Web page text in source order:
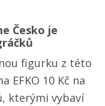
Česko je
figurku z této
EFKO 10 Kč na
kterými vybaví